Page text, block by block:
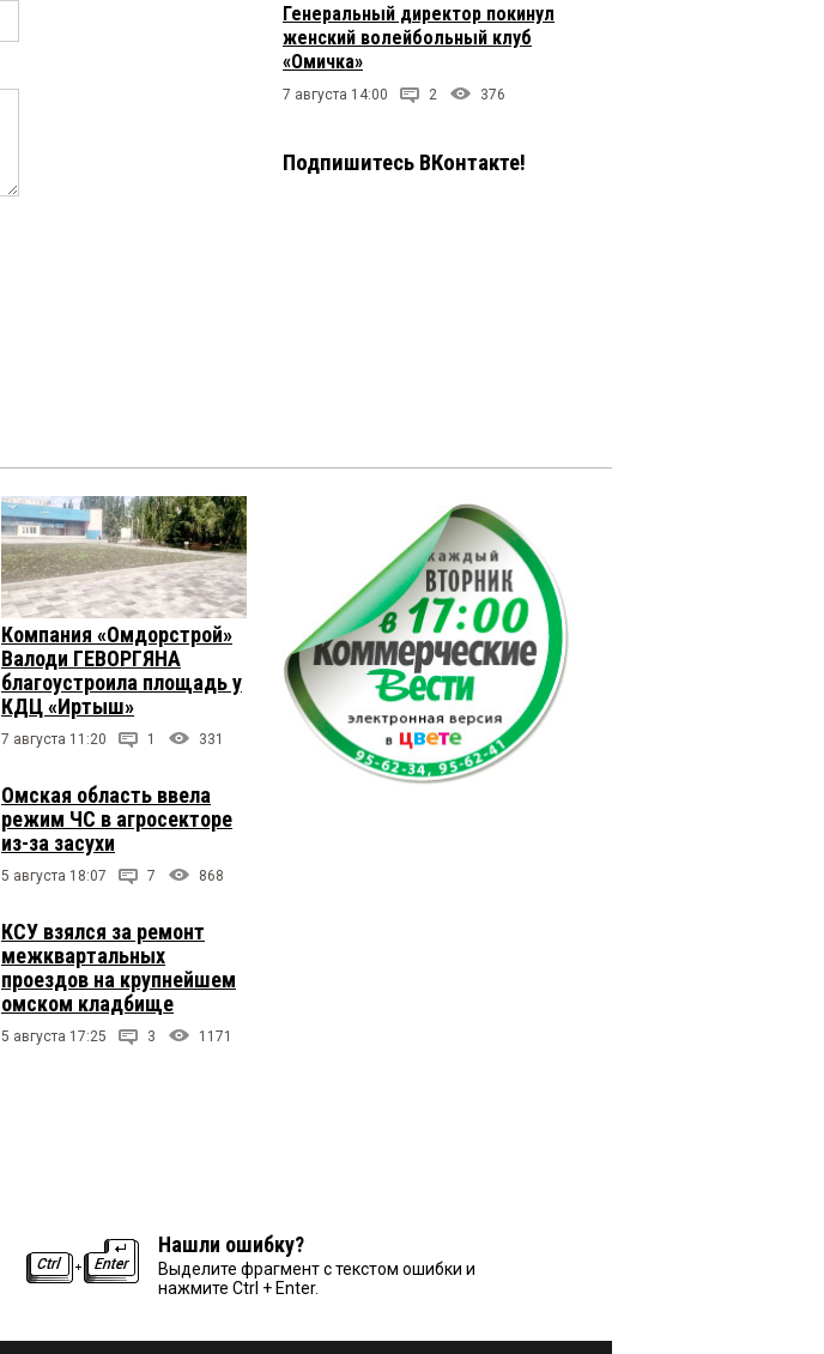
Генеральный директор покинул
женский волейбольный клуб
«Омичка»
7 августа 14:00 2 376
Подпишитесь ВКонтакте!
Компания «Омдорстрой»
Валоди ГЕВОРГЯНА
благоустроила площадь у
КДЦ «Иртыш»
7 августа 11:20 1 331
Омская область ввела
режим ЧС в агросекторе
из-за засухи
5 августа 18:07 7 868
КСУ взялся за ремонт
межквартальных
проездов на крупнейшем
омском кладбище
5 августа 17:25 3 1171
Нашли ошибку?
Выделите фрагмент с текстом ошибки и
нажмите Ctrl + Enter.